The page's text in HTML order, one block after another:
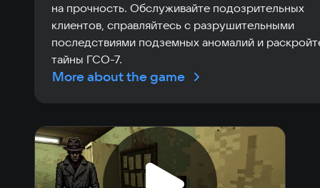
на прочность. Обслуживайте подозрительных
клиентов, справляйтесь с разрушительными
последствиями подземных аномалий и
тайны ГСО-7.
More about the game